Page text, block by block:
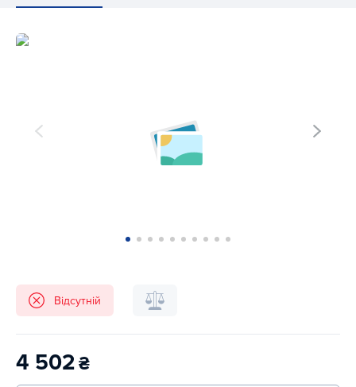
Степ-платформа Reebok Easytone RAP-40185NBL
Відсутній
4 502₴